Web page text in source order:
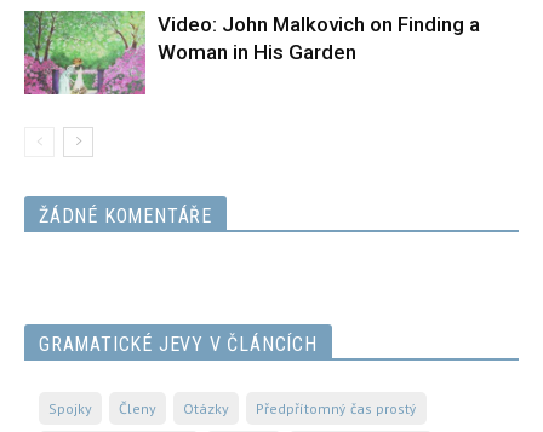
Video: John Malkovich on Finding a
Woman in His Garden
ŽÁDNÉ KOMENTÁŘE
GRAMATICKÉ JEVY V ČLÁNCÍCH
Spojky Členy Otázky Předpřítomný čas prostý